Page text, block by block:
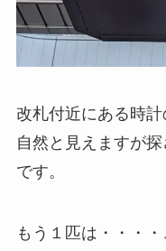
改札付近にある時
自然と見えますが
です。
もう１匹は・・・